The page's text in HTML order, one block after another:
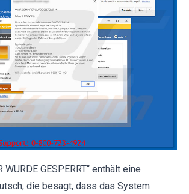
WURDE GESPERRT“ enthält eine
die besagt, dass das System